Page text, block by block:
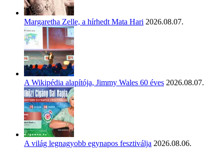
Margaretha Zelle, a hírhedt Mata Hari 2026.08.07.
A Wikipédia alapítója, Jimmy Wales 60 éves 2026.08.07.
A világ legnagyobb egynapos fesztiválja 2026.08.06.